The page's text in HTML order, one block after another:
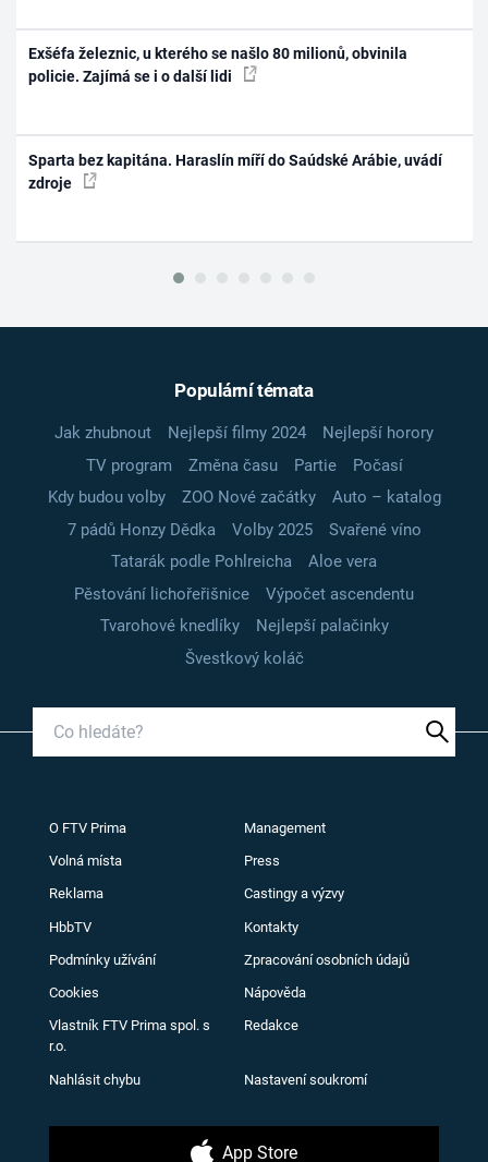
Exšéfa železnic, u kterého se našlo 80 milionů, obvinila
policie. Zajímá se i o další lidi
Sparta bez kapitána. Haraslín míří do Saúdské Arábie, uvádí
zdroje
Populární témata
Jak zhubnout Nejlepší filmy 2024
Nejlepší horory
TV program
Změna času Partie
Počasí
Kdy budou volby
ZOO Nové začátky
Auto – katalog
7 pádů Honzy Dědka
Volby 2025
Svařené víno
Tatarák podle Pohlreicha
Aloe vera
Pěstování lichořeřišnice
Výpočet ascendentu
Tvarohové knedlíky
Nejlepší palačinky
Švestkový koláč
O FTV Prima Management
Volná místa Press
Reklama Castingy a výzvy
HbbTV Kontakty
Podmínky užívání Zpracování osobních údajů
Cookies Nápověda
Vlastník FTV Prima spol. s
r.o.
Redakce
Nahlásit chybu Nastavení soukromí
App Store